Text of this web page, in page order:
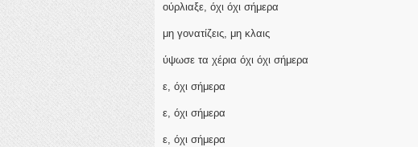
ούρλιαξε, όχι όχι σήμερα
μη γονατίζεις, μη κλαις
ύψωσε τα χέρια όχι όχι σήμερα
ε, όχι σήμερα
ε, όχι σήμερα
ε, όχι σήμερα